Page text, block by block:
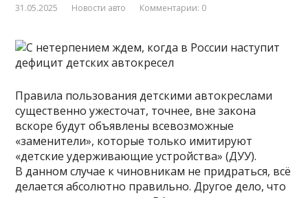
31.05.2025 Новости авто Комментарии: 0
Правила пользования детскими автокреслами
существенно ужесточат, точнее, вне закона
вскоре будут объявлены всевозможные
«заменители», которые только имитируют
«детские удерживающие устройства» (ДУУ).
В данном случае к чиновникам не придраться, всё
делается абсолютно правильно. Другое дело, что